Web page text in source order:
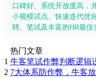
口碑好、系统开放度高，
小规模试点、快速迭代优
聘、笔试及丰富的HR最佳
热门文章
1 牛客笔试作弊判断逻辑
2 7大体系防作弊，牛客